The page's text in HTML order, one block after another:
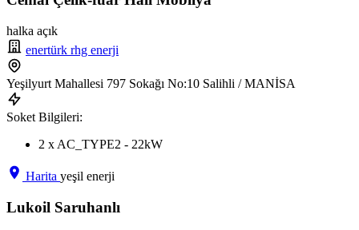
halka açık
enertürk rhg enerji
Yeşilyurt Mahallesi 797 Sokağı No:10 Salihli / MANİSA
Soket Bilgileri:
2 x AC_TYPE2 - 22kW
Harita yeşil enerji
Lukoil Saruhanlı